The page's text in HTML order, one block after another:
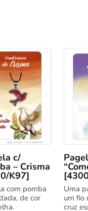
c/
– Crisma
K97]
com pomba
de cor
Uma
um fio
cruz